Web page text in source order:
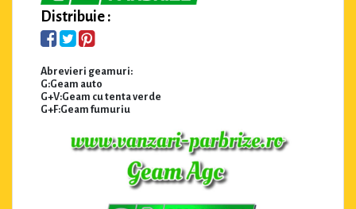
Distribuie :
Abrevieri geamuri:
G:Geam auto
G+V:Geam cu tenta verde
G+F:Geam fumuriu